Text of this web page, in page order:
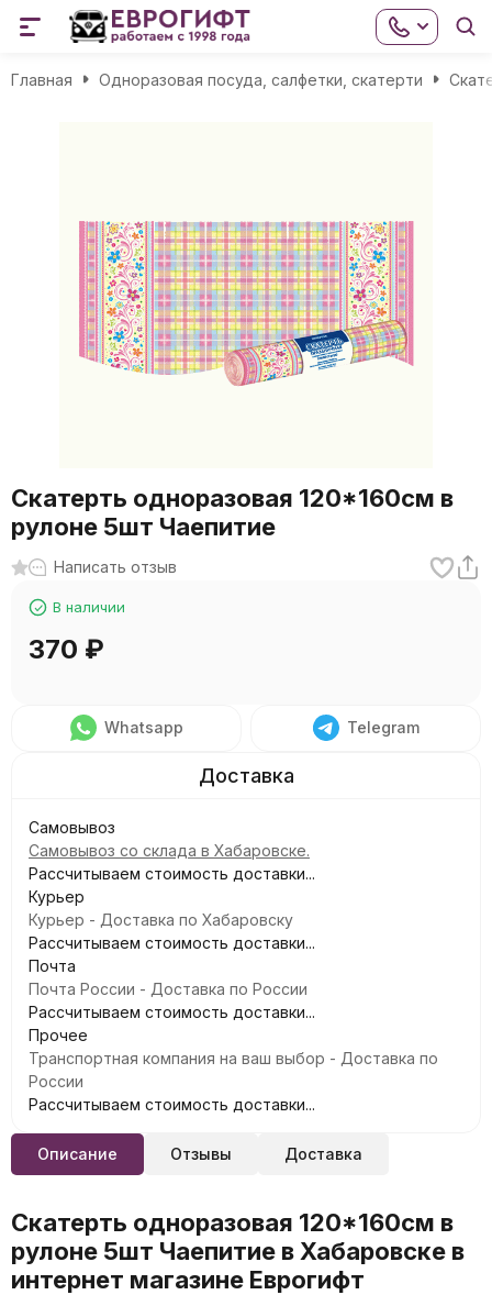
Главная Одноразовая посуда, салфетки, скатерти
Скатерть одноразовая 120*160см в
рулоне 5шт Чаепитие
Написать отзыв
В наличии
370 ₽
Whatsapp Telegram
Самовывоз
Самовывоз со склада в Хабаровске.
Рассчитываем стоимость доставки...
Курьер
Курьер - Доставка по Хабаровску
Рассчитываем стоимость доставки...
Почта
Почта России - Доставка по России
Рассчитываем стоимость доставки...
Прочее
Транспортная компания на ваш выбор - Доставка по
России
Рассчитываем стоимость доставки...
Описание Отзывы Доставка
Скатерть одноразовая 120*160см в
рулоне 5шт Чаепитие в Хабаровске в
интернет магазине Еврогифт